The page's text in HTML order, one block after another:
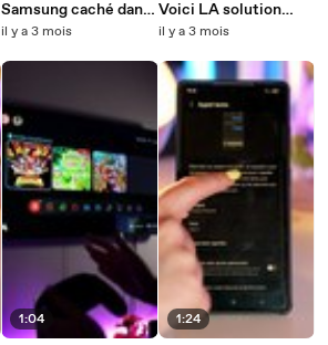
Samsung caché dans
ton téléphone va te
il y a 3 mois
1:04
Voici LA solution
pour le rendre plus
il y a 3 mois
1:24